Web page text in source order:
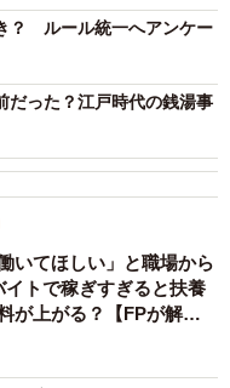
イート
？ ルール統一へアンケー
だった？江戸時代の銭湯事
いてほしい」と職場から
トで稼ぎすぎると扶養
が上がる？【FPが解